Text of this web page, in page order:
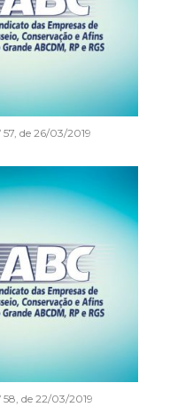
de 26/03/2019
de 22/03/2019